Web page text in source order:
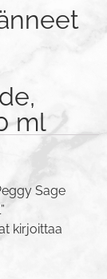
ml
Sage
kirjoittaa